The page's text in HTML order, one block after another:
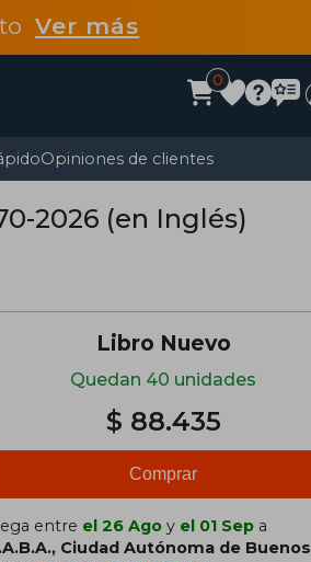
Ver más
0
Opiniones de clientes
2026 (en Inglés)
Libro Nuevo
Quedan 40 unidades
$ 88.435
Comprar
entre el 26 Ago y el 01 Sep a
Ciudad Autónoma de Buenos